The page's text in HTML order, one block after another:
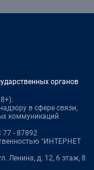
органов
в сфере связи,
коммуникаций
- 87892
"ИНТЕРНЕТ
Ленина, д. 12, 6 этаж, 8